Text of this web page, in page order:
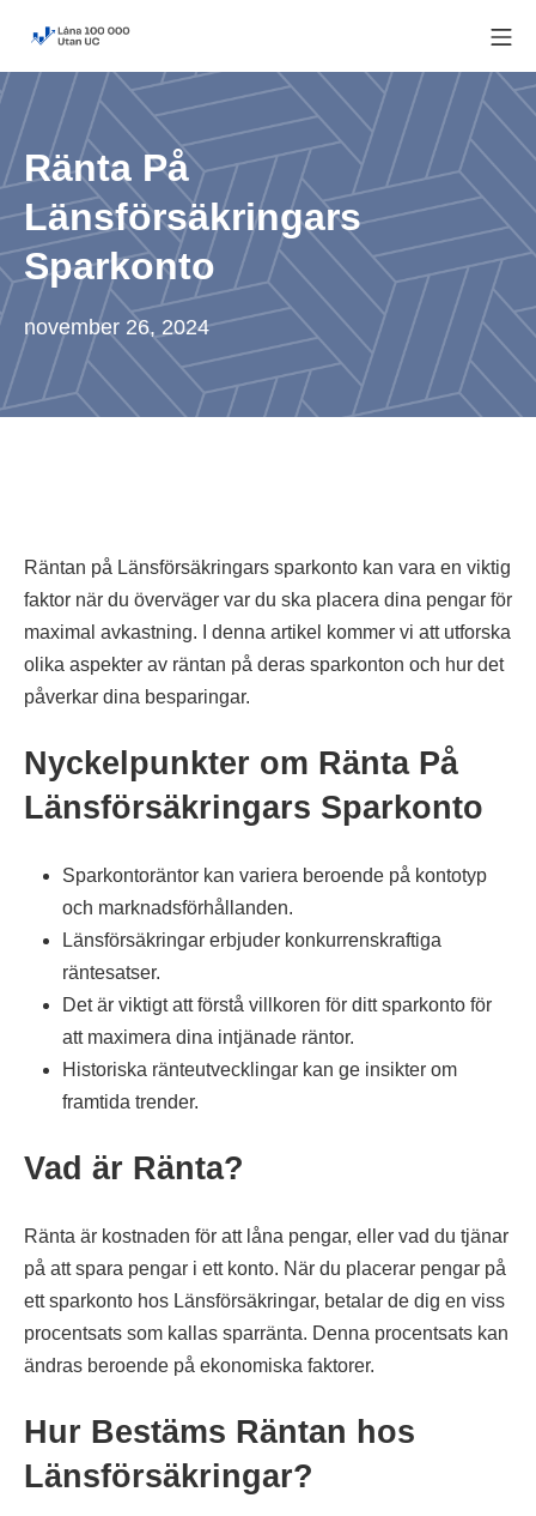
contentLåna 100 000 utan UC
Ränta På
Länsförsäkringars
Sparkonto
november 26, 2024
Räntan på Länsförsäkringars sparkonto kan vara en viktig
faktor när du överväger var du ska placera dina pengar för
maximal avkastning. I denna artikel kommer vi att utforska
olika aspekter av räntan på deras sparkonton och hur det
påverkar dina besparingar.
Nyckelpunkter om Ränta På
Länsförsäkringars Sparkonto
Sparkontoräntor kan variera beroende på kontotyp
och marknadsförhållanden.
Länsförsäkringar erbjuder konkurrenskraftiga
räntesatser.
Det är viktigt att förstå villkoren för ditt sparkonto för
att maximera dina intjänade räntor.
Historiska ränteutvecklingar kan ge insikter om
framtida trender.
Vad är Ränta?
Ränta är kostnaden för att låna pengar, eller vad du tjänar
på att spara pengar i ett konto. När du placerar pengar på
ett sparkonto hos Länsförsäkringar, betalar de dig en viss
procentsats som kallas sparränta. Denna procentsats kan
ändras beroende på ekonomiska faktorer.
Hur Bestäms Räntan hos
Länsförsäkringar?